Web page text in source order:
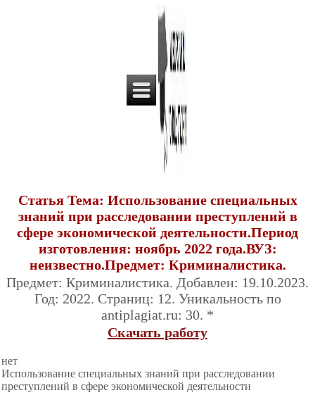
Статья Тема: Использование специальных
знаний при расследовании преступлений в
сфере экономической деятельности.Период
изготовления: ноябрь 2022 года.ВУЗ:
неизвестно.Предмет: Криминалистика.
Предмет: Криминалистика. Добавлен: 19.10.2023.
Год: 2022. Страниц: 12. Уникальность по
antiplagiat.ru: 30. *
Скачать работу
нет
Использование специальных знаний при расследовании
преступлений в сфере экономической деятельности